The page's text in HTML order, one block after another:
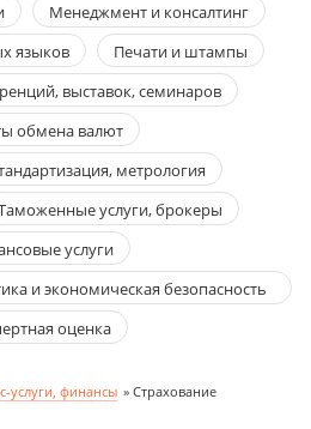
Менеджмент и консалтинг
языков
Печати и штампы
выставок, семинаров
обмена валют
метрология
услуги, брокеры
услуги
и экономическая безопасность
оценка
услуги, финансы » Страхование